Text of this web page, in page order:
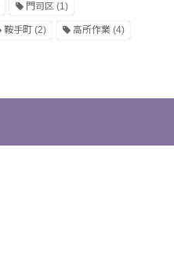
門司区 (1)
鞍手町(2) 高所作業(4)